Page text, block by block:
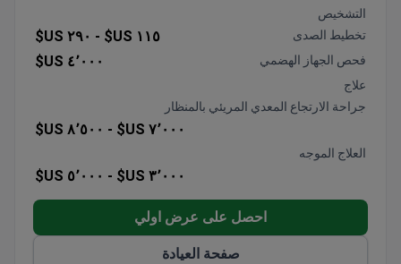
تتراوح الإجراءات من إزالة الزوائد اللحمية إلى عمليات
زراعة الكبد المعقدة
رعاية متعددة التخصصات مع أخصائيي الجهاز الهضمي
باقات شاملة مع التشخيص والجراحة ودعم التعافي
التشخيص
تخطيط الصدى
١١٥ US$ - ٢٩٠ US$
فحص الجهاز الهضمي ٤٬٠٠٠ US$
علاج
جراحة الارتجاع المعدي المريئي بالمنظار
٧٬٠٠٠ US$ - ٨٬٥٠٠ US$
العلاج الموجه
٣٬٠٠٠ US$ - ٥٬٠٠٠ US$
احصل على عرض اولي
صفحة العيادة